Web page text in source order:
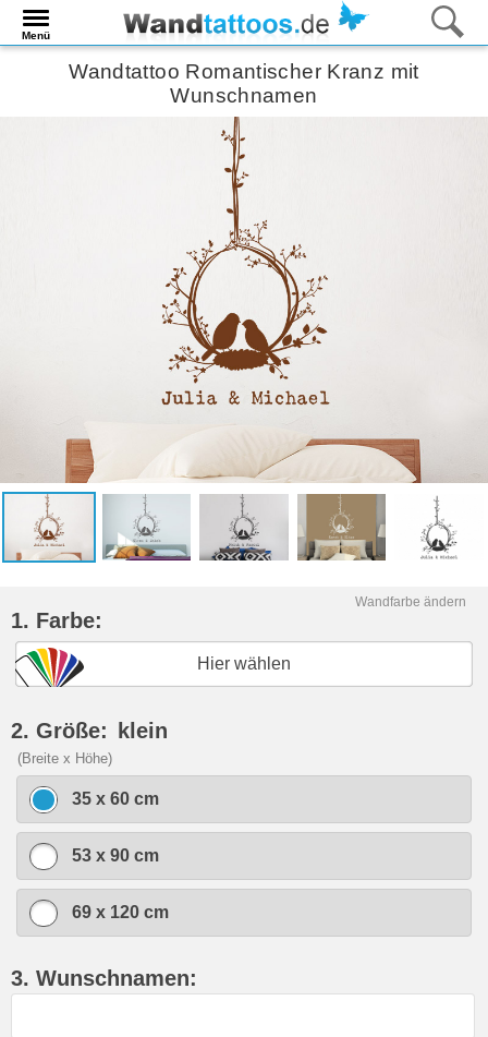
Menü
Wandtattoo Romantischer Kranz mit
Wunschnamen
Wandfarbe ändern
1. Farbe:
Hier wählen
2. Größe: klein
(Breite x Höhe)
35 x 60 cm
53 x 90 cm
69 x 120 cm
3. Wunschnamen: